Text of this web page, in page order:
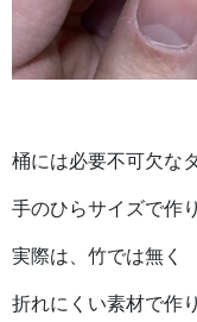
桶には必要不可欠な
手のひらサイズで作
実際は、竹では無く
折れにくい素材で作